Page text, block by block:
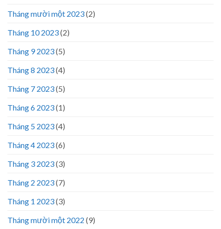
Tháng mười một 2023(2)
Tháng 10 2023(2)
Tháng 9 2023(5)
Tháng 8 2023(4)
Tháng 7 2023(5)
Tháng 6 2023(1)
Tháng 5 2023(4)
Tháng 4 2023(6)
Tháng 3 2023(3)
Tháng 2 2023(7)
Tháng 1 2023(3)
Tháng mười một 2022 (9)